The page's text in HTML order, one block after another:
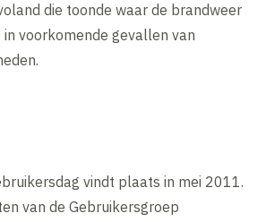
die toonde waar de brandweer
voorkomende gevallen van
vindt plaats in mei 2011.
van de Gebruikersgroep